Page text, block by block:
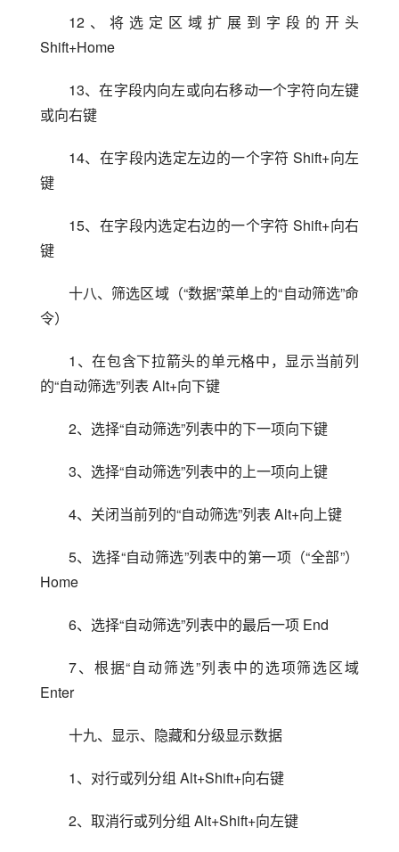
12、将选定区域扩展到字段的开头
Shift+Home
13、在字段内向左或向右移动一个字符向左键
或向右键
14、在字段内选定左边的一个字符 Shift+向左
键
15、在字段内选定右边的一个字符 Shift+向右
键
十八、筛选区域（“数据”菜单上的“自动筛选”命
令）
1、在包含下拉箭头的单元格中，显示当前列
的“自动筛选”列表 Alt+向下键
2、选择“自动筛选”列表中的下一项向下键
3、选择“自动筛选”列表中的上一项向上键
4、关闭当前列的“自动筛选”列表 Alt+向上键
5、选择“自动筛选”列表中的第一项（“全部”）
Home
6、选择“自动筛选”列表中的最后一项 End
7、根据“自动筛选”列表中的选项筛选区域
Enter
十九、显示、隐藏和分级显示数据
1、对行或列分组 Alt+Shift+向右键
2、取消行或列分组 Alt+Shift+向左键